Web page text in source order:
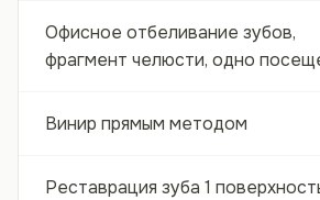
Офисное отбеливание зубов,
фрагмент челюсти, одно
Винир прямым методом
Реставрация зуба 1